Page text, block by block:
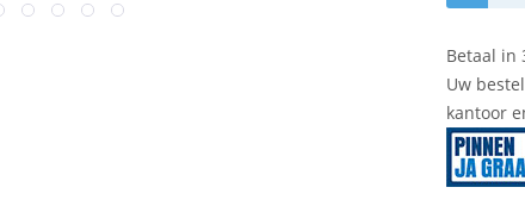
Betaal in
Uw
kantoor